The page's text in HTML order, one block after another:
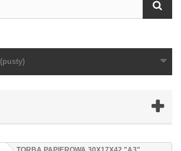
(pusty)